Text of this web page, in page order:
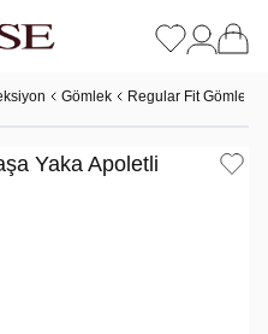
Gömlek Regular Fit Gömlek
Yaka Apoletli